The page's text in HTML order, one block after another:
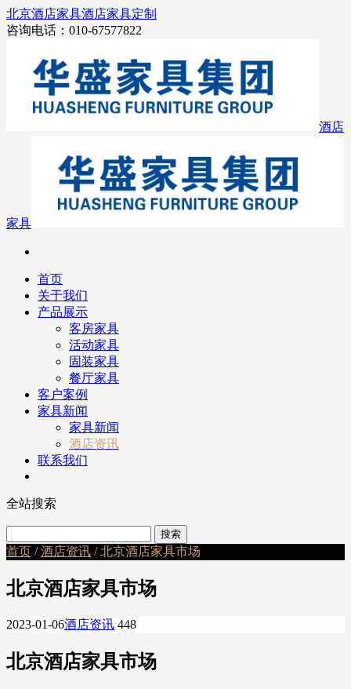
北京酒店家具酒店家具定制
咨询电话：010-67577822
酒店
家具
首页
关于我们
产品展示
客房家具
活动家具
固装家具
餐厅家具
客户案例
家具新闻
家具新闻
酒店资讯
联系我们
全站搜索
首页 /酒店资讯 / 北京酒店家具市场
北京酒店家具市场
2023-01-06酒店资讯 448
北京酒店家具市场